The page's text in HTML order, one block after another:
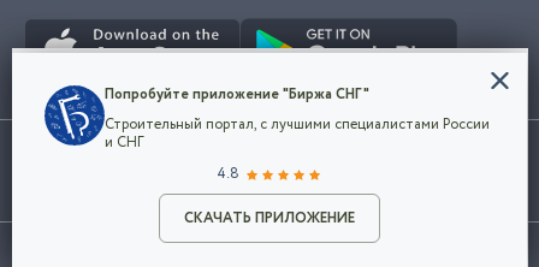
Разместить объявление
Использование сайта, в том числе подача объявлений, означает
марки представленные на сайте являются собственностью их
©2026Биржа СНГ
Конфиденциальность
Мы используем файлы cookie, чтобы сделать
наш сайт удобным для каждого
Политикой конфиденциальности компании
и принимаете условия использования cookie.
Попробуйте приложение "Биржа СНГ"
Строительный портал, с лучшими специалистами России
и СНГ
4.8
СКАЧАТЬ ПРИЛОЖЕНИЕ